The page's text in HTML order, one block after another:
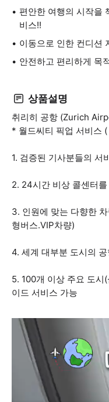
편안한 여행의 시작을
비스!!
이동으로 인한 컨디션
안전하고 편리하게 목
상품설명
취리히 공항 (Zurich
* 월드씨티 픽업 서비스
1. 검증된 기사분들의 서
2. 24시간 비상 콜센터
3. 인원에 맞는 다향한
형버스.VIP차량)
4. 세계 대부분 도시의
5. 100개 이상 주요 도시
이드 서비스 가능